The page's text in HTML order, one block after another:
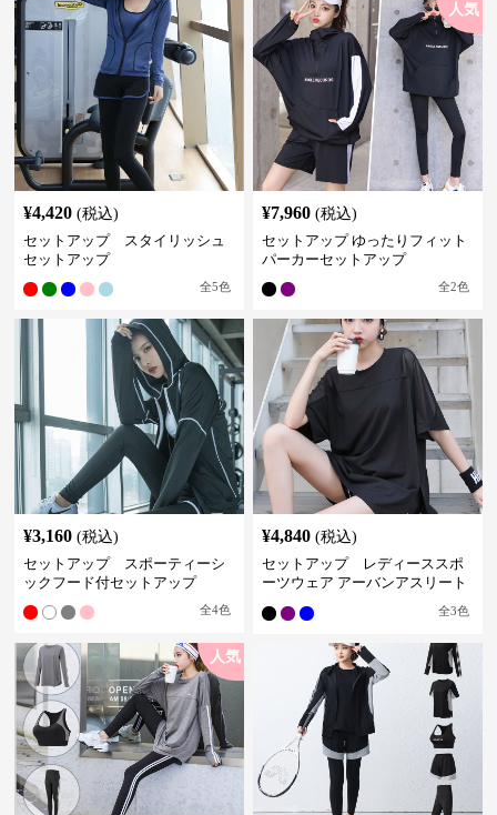
¥4,420 (税込)
セットアップ スタイリッシュ
セットアップ
全5色
人気
¥7,960 (税込)
セットアップ ゆったりフィット
パーカーセットアップ
全2色
¥3,160 (税込)
セットアップ スポーティーシ
ックフード付セットアップ
全4色
¥4,840 (税込)
セットアップ レディーススポ
ーツウェア アーバンアスリート
全3色
人気